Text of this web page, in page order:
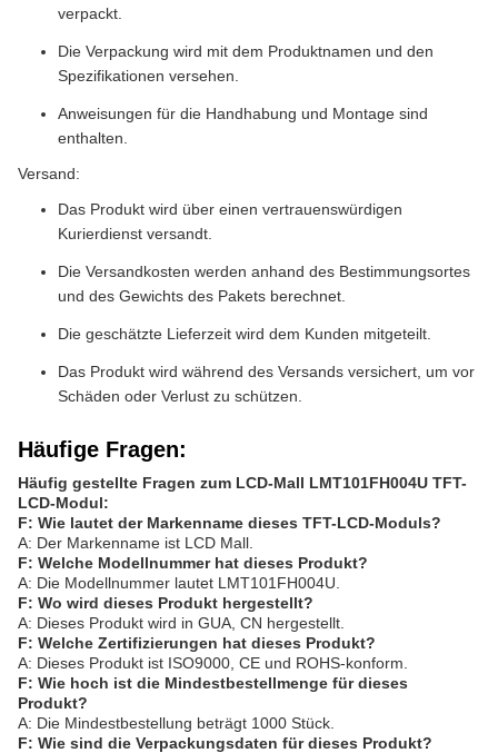
verpackt.
Die Verpackung wird mit dem Produktnamen und den
Spezifikationen versehen.
Anweisungen für die Handhabung und Montage sind
enthalten.
Versand:
Das Produkt wird über einen vertrauenswürdigen
Kurierdienst versandt.
Die Versandkosten werden anhand des Bestimmungsortes
und des Gewichts des Pakets berechnet.
Die geschätzte Lieferzeit wird dem Kunden mitgeteilt.
Das Produkt wird während des Versands versichert, um vor
Schäden oder Verlust zu schützen.
Häufige Fragen:
Häufig gestellte Fragen zum LCD-Mall LMT101FH004U TFT-
LCD-Modul:
F: Wie lautet der Markenname dieses TFT-LCD-Moduls?
A: Der Markenname ist LCD Mall.
F: Welche Modellnummer hat dieses Produkt?
A: Die Modellnummer lautet LMT101FH004U.
F: Wo wird dieses Produkt hergestellt?
A: Dieses Produkt wird in GUA, CN hergestellt.
F: Welche Zertifizierungen hat dieses Produkt?
A: Dieses Produkt ist ISO9000, CE und ROHS-konform.
F: Wie hoch ist die Mindestbestellmenge für dieses
Produkt?
A: Die Mindestbestellung beträgt 1000 Stück.
F: Wie sind die Verpackungsdaten für dieses Produkt?